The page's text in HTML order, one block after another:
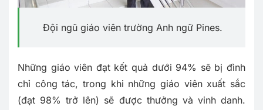
Đội ngũ giáo viên trường Anh ngữ Pines.
Những giáo viên đạt kết quả dưới 94% sẽ bị đình
chỉ công tác, trong khi những giáo viên xuất sắc
(đạt 98% trở lên) sẽ được thưởng và vinh danh.